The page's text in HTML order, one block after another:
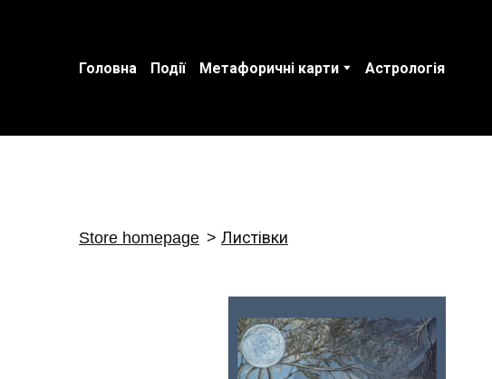
Головна Події Метафоричні карти Астрологія
Store homepage Листівки